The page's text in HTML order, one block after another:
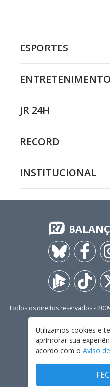
ESPORTES
ENTRETENIMENTO
JR 24H
RECORD
INSTITUCIONAL
Todos os direitos reservados -
FALE
TERMOS E
Utilizamos cookies e
aprimorar sua
acordo com o Aviso